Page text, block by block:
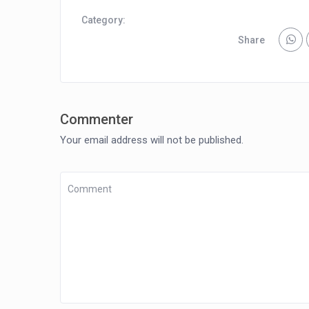
Category:
Share
Commenter
Your email address will not be published.